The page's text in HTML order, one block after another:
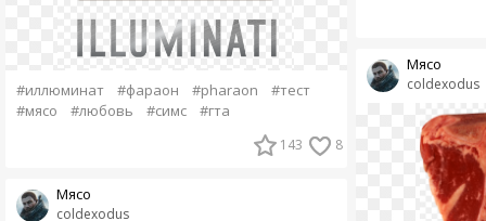
#иллюминат #фараон #pharaon
#тест
#мясо
#любовь #симс #гта
143 8
coldexodus
Мясо
coldexodus
Мясо